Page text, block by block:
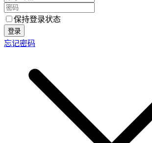
保持登录状态
登录
忘记密码